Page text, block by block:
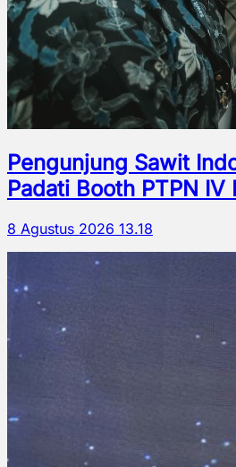
Pengunjung Sawit
Padati Booth PTPN IV
8 Agustus 2026 13.18